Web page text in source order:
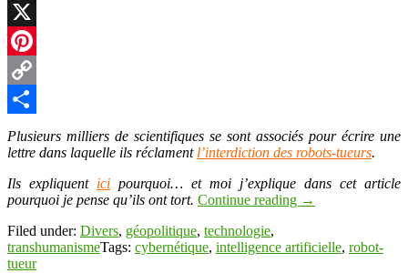
LinkedIn
X
Pinterest
Copy
Link
Partager
Plusieurs milliers de scientifiques se sont associés pour écrire une
lettre dans laquelle ils réclament l’interdiction des robots-tueurs.
Ils expliquent ici pourquoi… et moi j’explique dans cet article
pourquoi je pense qu’ils ont tort. Continue reading →
Filed under: Divers, géopolitique, technologie,
transhumanismeTags: cybernétique, intelligence artificielle, robot-
tueur